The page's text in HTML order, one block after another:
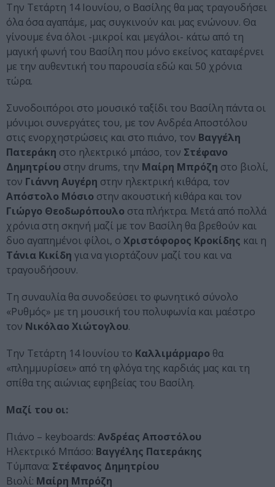
Την Τετάρτη 14 Ιουνίου, ο Βασίλης θα μας τραγουδήσει
όλα όσα αγαπάμε, μας συγκινούν και μας ενώνουν. Θα
γίνουμε ένα όλοι -μικροί και μεγάλοι- κάτω από τη
μαγική φωνή του Βασίλη που μόνο εκείνος καταφέρνει
με την αυθεντική του παρουσία εδώ και 50 χρόνια
τώρα.
Συνοδοιπόροι στο μουσικό ταξίδι του Βασίλη πάντα οι
μόνιμοι συνεργάτες του, με τον Ανδρέα Αποστόλου
στις ενορχηστρώσεις και στο πιάνο, τον Βαγγέλη
Πατεράκη στο ηλεκτρικό μπάσο, τον Στέφανο
Δημητρίου στην drums, την Μαίρη Μπρόζη στο βιολί,
τον Γιάννη Αυγέρη στην ηλεκτρική κιθάρα, τον
Απόστολο Μόσιο στην ακουστική κιθάρα και τον
Γιώργο Θεοδωρόπουλο στα πλήκτρα. Μετά από πολλά
χρόνια στη σκηνή μαζί με τον Βασίλη θα βρεθούν και
δυο αγαπημένοι φίλοι, ο Χριστόφορος Κροκίδης και η
Τάνια Κικίδη για να γιορτάζουν μαζί του και να
τραγουδήσουν.
Τη συναυλία θα συνοδεύσει το φωνητικό σύνολο
«Ρυθμός» με τη μουσική του πολυφωνία και μαέστρο
τον Νικόλαο Χιώτογλου.
Την Τετάρτη 14 Ιουνίου το Καλλιμάρμαρο θα
«πλημμυρίσει» από τη φλόγα της καρδιάς μας και τη
σπίθα της αιώνιας εφηβείας του Βασίλη.
Μαζί του οι:
Πιάνο – keyboards: Ανδρέας Αποστόλου
Ηλεκτρικό Μπάσο: Βαγγέλης Πατεράκης
Τύμπανα: Στέφανος Δημητρίου
Βιολί: Μαίρη Μπρόζη